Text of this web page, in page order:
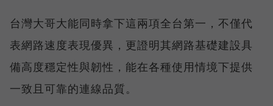
台灣大哥大能同時拿下這兩項全台第一，不僅代
表網路速度表現優異，更證明其網路基礎建設具
備高度穩定性與韌性，能在各種使用情境下提供
一致且可靠的連線品質。